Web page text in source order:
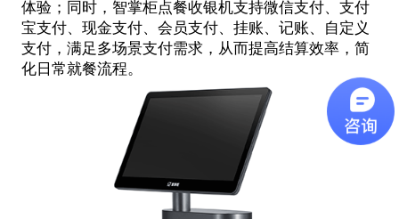
体验；同时，智掌柜点餐收银机支持微信支付、支付
宝支付、现金支付、会员支付、挂账、记账、自定义
支付，满足多场景支付需求，从而提高结算效率，简
化日常就餐流程。